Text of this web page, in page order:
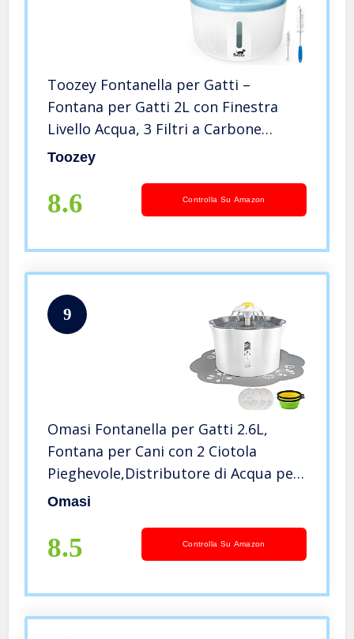
Toozey Fontanella per Gatti –
Fontana per Gatti 2L con Finestra
Livello Acqua, 3 Filtri a Carbone
Attivo e 2 Spazzole per Pulizia –
per Gatti
Toozey
8.6 Controlla Su Amazon
9
Omasi Fontanella per Gatti 2.6L,
Fontana per Cani con 2 Ciotola
Pieghevole,Distributore di Acqua per
Gatti con con Luce Notturna e 3 Filtri
Omasi
8.5 Controlla Su Amazon